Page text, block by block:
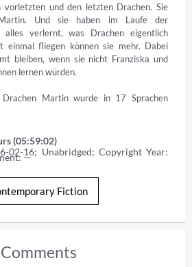
vorletzten und den letzten Drachen. Sie
Und sie haben im Laufe der
alles verlernt, was Drachen eigentlich
einmal fliegen können sie mehr. Dabei
bleiben, wenn sie nicht Franziska und
lernen würden.
Martin wurde in 17 Sprachen
(05:59:02)
02-16; Unabridged; Copyright Year:
—
Fiction
Comments